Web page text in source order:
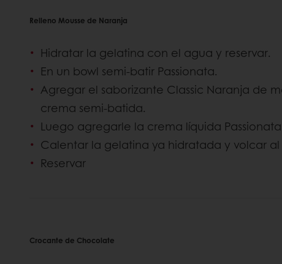
Relleno Mousse de Naranja
Hidratar la gelatina con el agua y reservar.
En un bowl semi-batir Passionata.
Agregar el saborizante Classic Naranja de
crema semi-batida.
Luego agregarle la crema líquida
Calentar la gelatina ya hidratada y volcar al
Reservar
Crocante de Chocolate